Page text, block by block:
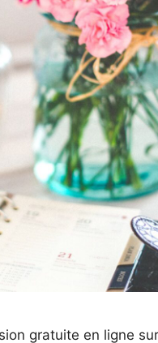
gratuite en ligne